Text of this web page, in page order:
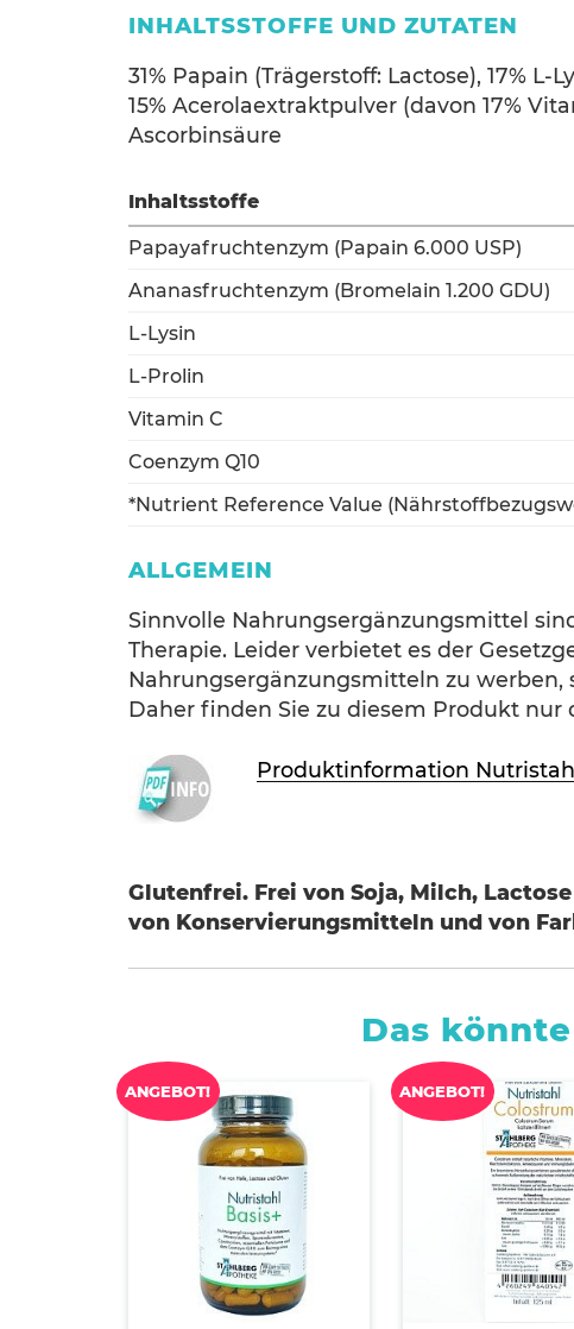
INHALTSSTOFFE UND ZUTATEN
31% Papain (Trägerstoff: Lactose), 17%
15% Acerolaextraktpulver (davon 17%
Ascorbinsäure
Inhaltsstoffe
Papayafruchtenzym (Papain 6.000 USP)
Ananasfruchtenzym (Bromelain 1.200 GDU)
L-Lysin
L-Prolin
Vitamin C
Coenzym Q10
*Nutrient Reference Value
ALLGEMEIN
Sinnvolle Nahrungsergänzungsmittel
Therapie. Leider verbietet es der
Nahrungsergänzungsmitteln zu
Daher finden Sie zu diesem Produkt
Produktinformation
Glutenfrei. Frei von Soja, Milch,
von Konservierungsmitteln und von
Das
ANGEBOT! ANGEBOT!